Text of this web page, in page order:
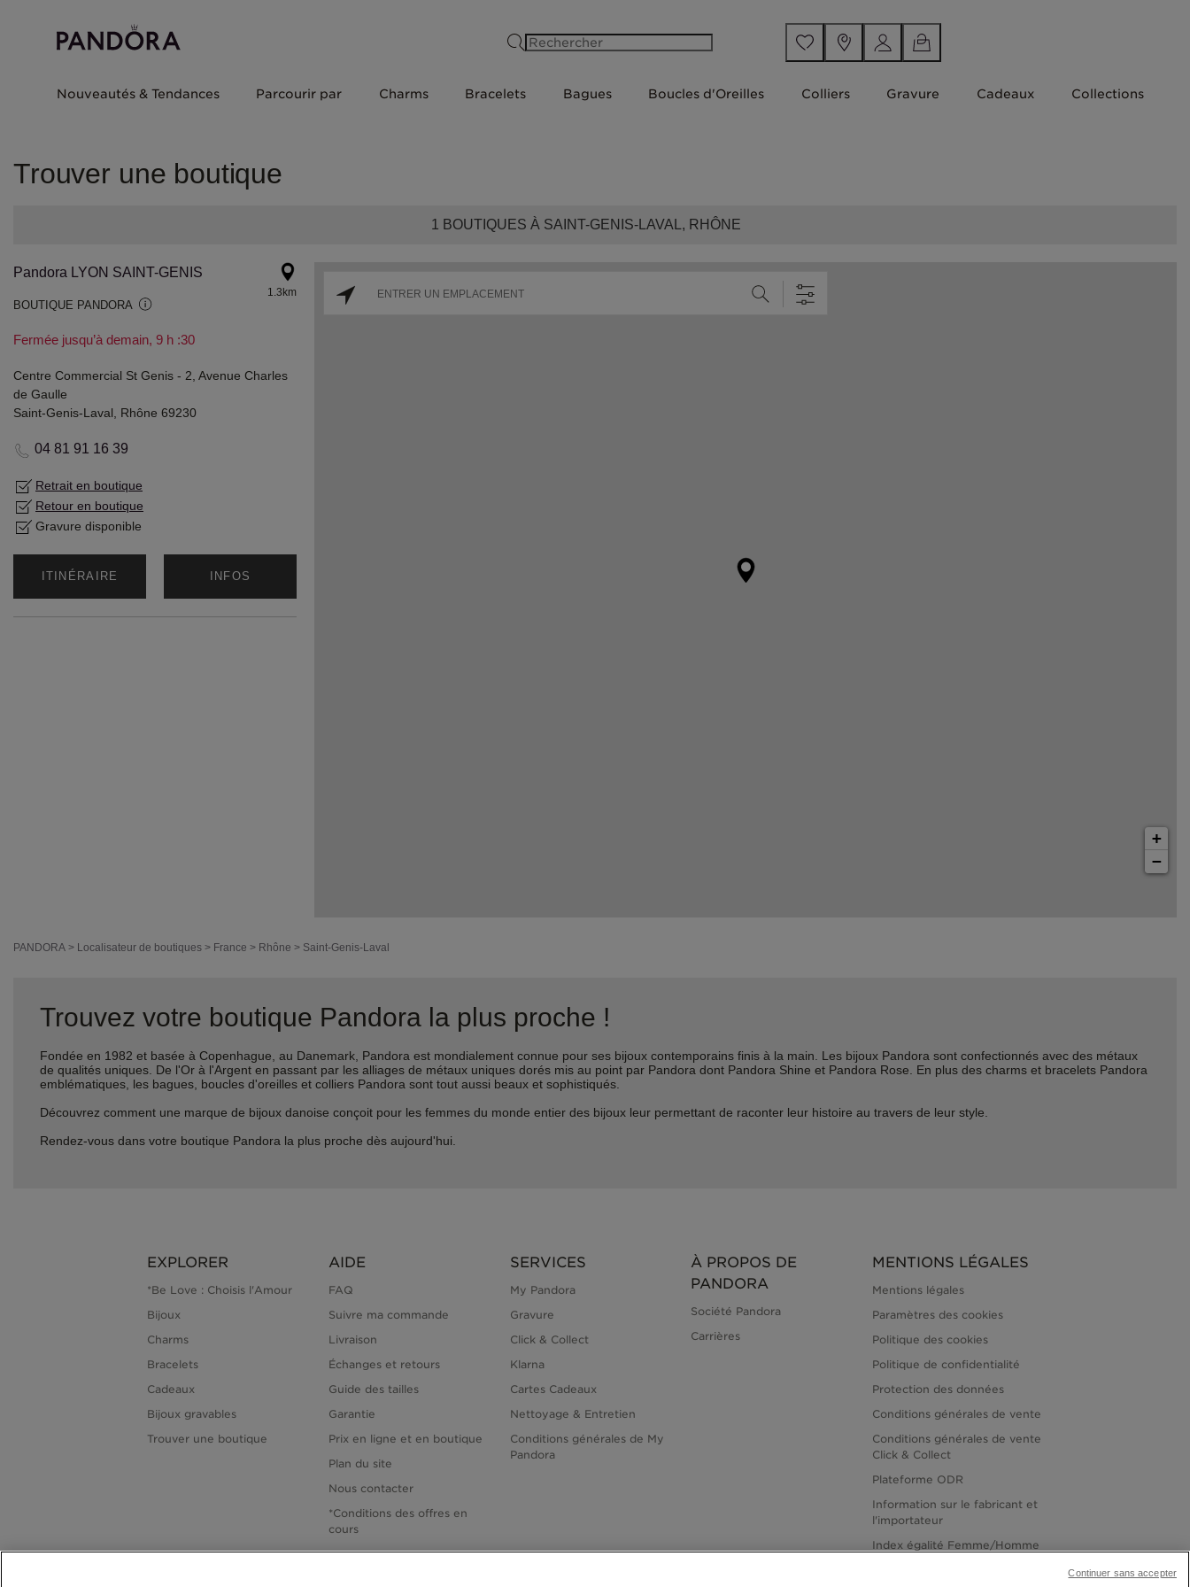
Nouveautés & Tendances Parcourir par Charms Bracelets Bagues Boucles d'Oreilles Colliers Gravure Cadeaux Collections
Trouver une boutique
1 BOUTIQUES À SAINT-GENIS-LAVAL, RHÔNE
Pandora LYON SAINT-GENIS
BOUTIQUE PANDORA
Fermée jusqu’à demain, 9 h :30
1.3km
Centre Commercial St Genis - 2, Avenue Charles
de Gaulle
Saint-Genis-Laval, Rhône 69230
04 81 91 16 39
Retrait en boutique
Retour en boutique
Gravure disponible
ITINÉRAIRE INFOS
+
−
PANDORA > Localisateur de boutiques > France > Rhône > Saint-Genis-Laval
Trouvez votre boutique Pandora la plus proche !
Fondée en 1982 et basée à Copenhague, au Danemark, Pandora est mondialement connue pour ses bijoux contemporains finis à la main. Les bijoux Pandora sont confectionnés avec des métaux
de qualités uniques. De l'Or à l'Argent en passant par les alliages de métaux uniques dorés mis au point par Pandora dont Pandora Shine et Pandora Rose. En plus des charms et bracelets Pandora
emblématiques, les bagues, boucles d'oreilles et colliers Pandora sont tout aussi beaux et sophistiqués.
Découvrez comment une marque de bijoux danoise conçoit pour les femmes du monde entier des bijoux leur permettant de raconter leur histoire au travers de leur style.
Rendez-vous dans votre boutique Pandora la plus proche dès aujourd'hui.
EXPLORER
*Be Love : Choisis l'Amour
Bijoux
Charms
Bracelets
Cadeaux
Bijoux gravables
Trouver une boutique
AIDE
FAQ
Suivre ma commande
Livraison
Échanges et retours
Guide des tailles
Garantie
Prix en ligne et en boutique
Plan du site
Nous contacter
*Conditions des offres en
cours
SERVICES
My Pandora
Gravure
Click & Collect
Klarna
Cartes Cadeaux
Nettoyage & Entretien
Conditions générales de My
Pandora
À PROPOS DE
PANDORA
Société Pandora
Carrières
MENTIONS LÉGALES
Mentions légales
Paramètres des cookies
Politique des cookies
Politique de confidentialité
Protection des données
Conditions générales de vente
Conditions générales de vente
Click & Collect
Plateforme ODR
Information sur le fabricant et
l'importateur
Index égalité Femme/Homme
Continuer sans accepter